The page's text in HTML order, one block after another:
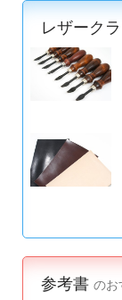
レザーク
参考書 のお